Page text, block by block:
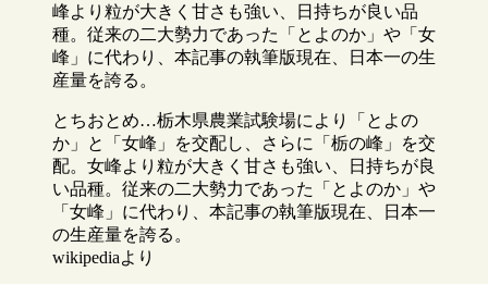
峰より粒が大きく甘さも強い、日持ちが良い品
種。従来の二大勢力であった「とよのか」や「女
峰」に代わり、本記事の執筆版現在、日本一の生
産量を誇る。
とちおとめ…栃木県農業試験場により「とよの
か」と「女峰」を交配し、さらに「栃の峰」を交
配。女峰より粒が大きく甘さも強い、日持ちが良
い品種。従来の二大勢力であった「とよのか」や
「女峰」に代わり、本記事の執筆版現在、日本一
の生産量を誇る。
wikipediaより